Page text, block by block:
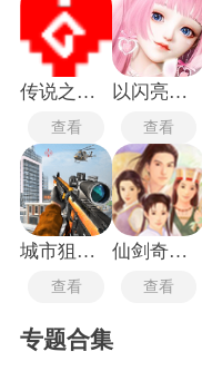
传说之下沃玛战
查看
以闪亮之名新马服
查看
城市狙击行动
查看
仙剑奇侠传1重制版
查看
专题合集